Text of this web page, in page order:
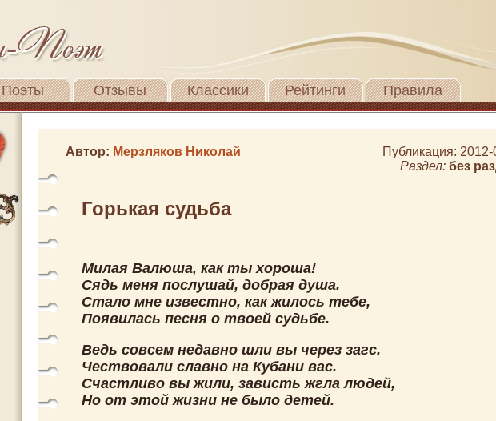
Поэты Отзывы Классики Рейтинги Правила
Автор: Мерзляков Николай
Публикация:
Раздел: без
Горькая судьба
Милая Валюша, как ты хороша!
Сядь меня послушай, добрая душа.
Стало мне известно, как жилось тебе,
Появилась песня о твоей судьбе.
Ведь совсем недавно шли вы через загс.
Чествовали славно на Кубани вас.
Счастливо вы жили, зависть жгла людей,
Но от этой жизни не было детей.